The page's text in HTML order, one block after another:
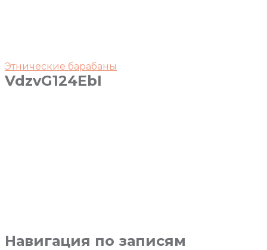
Этнические барабаны
VdzvG124EbI
Навигация по записям